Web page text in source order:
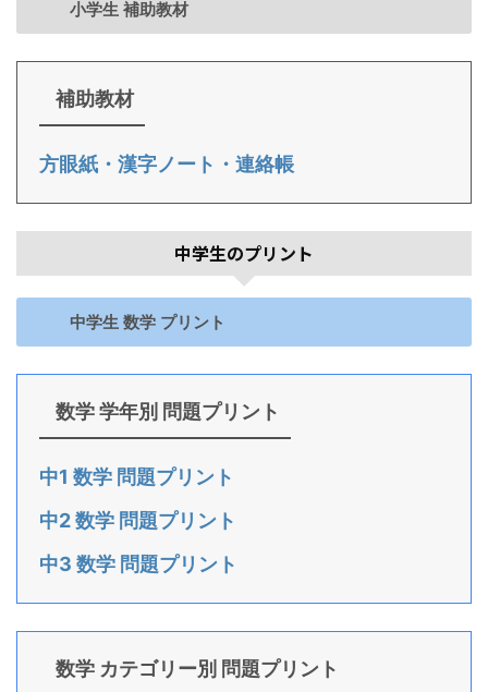
小学生 補助教材
補助教材
方眼紙・漢字ノート・連絡帳
中学生のプリント
中学生 数学 プリント
数学 学年別 問題プリント
中1 数学 問題プリント
中2 数学 問題プリント
中3 数学 問題プリント
数学 カテゴリー別 問題プリント